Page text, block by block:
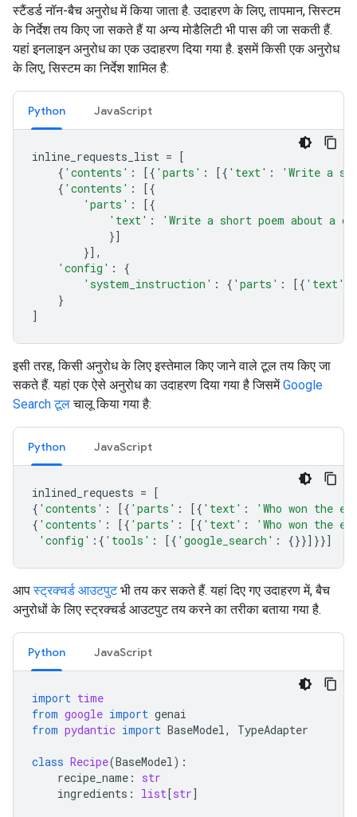
स्टैंडर्ड नॉन-बैच अनुरोध में किया जाता है. उदाहरण के लिए, तापमान, सिस्टम
के निर्देश तय किए जा सकते हैं या अन्य मोडैलिटी भी पास की जा सकती हैं.
यहां इनलाइन अनुरोध का एक उदाहरण दिया गया है. इसमें किसी एक अनुरोध
के लिए, सिस्टम का निर्देश शामिल है:
Python JavaScript
inline_requests_list = [
{ 'contents' : [{ 'parts' : [{ 'text' :
'Write a
{ 'contents' :
[{
'parts' :
[{
'text' :
'Write a short poem about a
}]
}],
'config' :
{
'system_instruction' : { 'parts' : [{ 'text'
}
]
इसी तरह, किसी अनुरोध के लिए इस्तेमाल किए जाने वाले टूल तय किए जा
सकते हैं. यहां एक ऐसे अनुरोध का उदाहरण दिया गया है जिसमेंGoogle
Search टूलचालू किया गया है:
Python JavaScript
inlined_requests = [
{ 'contents' : [{ 'parts' : [{ 'text' :
'Who won the
{ 'contents' : [{ 'parts' : [{ 'text' :
'Who won the
'config' :{ 'tools' : [{ 'google_search' : {}}]}}]
आपस्ट्रक्चर्ड आउटपुटभी तय कर सकते हैं. यहां दिए गए उदाहरण में, बैच
अनुरोधों के लिए स्ट्रक्चर्ड आउटपुट तय करने का तरीका बताया गया है.
Python JavaScript
import time
from google import genai
from pydantic import BaseModel, TypeAdapter
class Recipe(BaseModel):
recipe_name :
str
ingredients : list[str]